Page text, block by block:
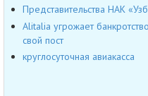
Представительства НАК
Alitalia угрожает
свой пост
круглосуточная авиакасса